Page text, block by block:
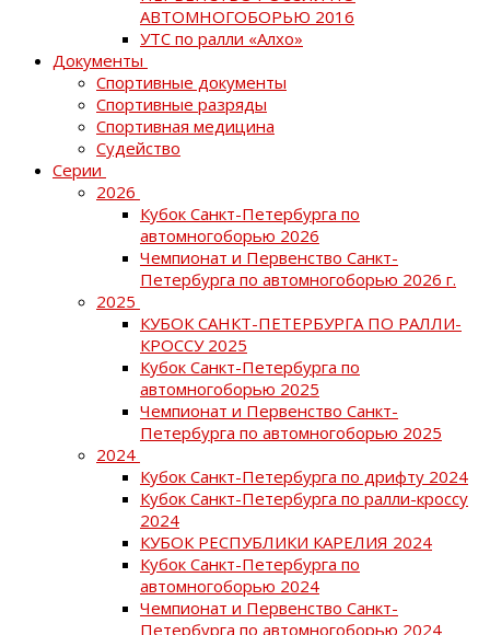
АВТОМНОГОБОРЬЮ 2016
УТС по ралли «Алхо»
Документы
Спортивные документы
Спортивные разряды
Спортивная медицина
Судейство
Серии
2026
Кубок Санкт-Петербурга по
автомногоборью 2026
Чемпионат и Первенство Санкт-
Петербурга по автомногоборью 2026 г.
2025
КУБОК САНКТ-ПЕТЕРБУРГА ПО РАЛЛИ-
КРОССУ 2025
Кубок Санкт-Петербурга по
автомногоборью 2025
Чемпионат и Первенство Санкт-
Петербурга по автомногоборью 2025
2024
Кубок Санкт-Петербурга по дрифту 2024
Кубок Санкт-Петербурга по ралли-кроссу
2024
КУБОК РЕСПУБЛИКИ КАРЕЛИЯ 2024
Кубок Санкт-Петербурга по
автомногоборью 2024
Чемпионат и Первенство Санкт-
Петербурга по автомногоборью 2024